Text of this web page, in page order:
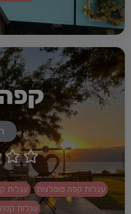
קפה


עגלות קפה מומלצות עגלות
עגלות